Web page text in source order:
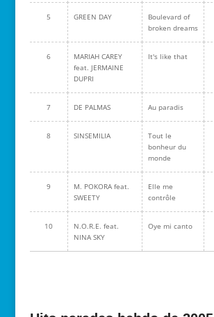
5 GREEN DAY
Boulevard of
broken dreams
6
MARIAH CAREY
feat. JERMAINE
DUPRI
It's like that
7 DE PALMAS Au paradis
8 SINSEMILIA
Tout le
bonheur du
monde
9
M. POKORA feat.
SWEETY
Elle me
contrôle
10
N.O.R.E. feat.
NINA SKY
Oye mi canto